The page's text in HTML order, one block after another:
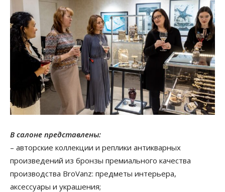
В салоне представлены:
– авторские коллекции и реплики антикварных
произведений из бронзы премиального качества
производства BroVanz: предметы интерьера,
аксессуары и украшения;